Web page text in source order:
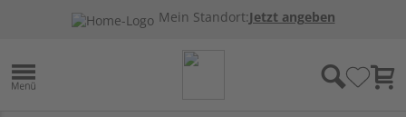
Mein Standort:Jetzt angeben